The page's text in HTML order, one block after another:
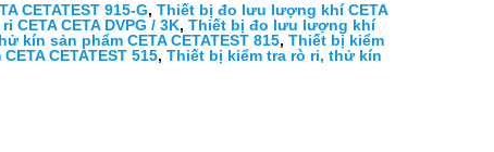
CETATEST 915-G, Thiết bị đo lưu lượng khí CETA
CETA CETA DVPG / 3K, Thiết bị đo lưu lượng khí
kín sản phẩm CETA CETATEST 815, Thiết bị kiểm
CETATEST 515, Thiết bị kiểm tra rò ri, thử kín